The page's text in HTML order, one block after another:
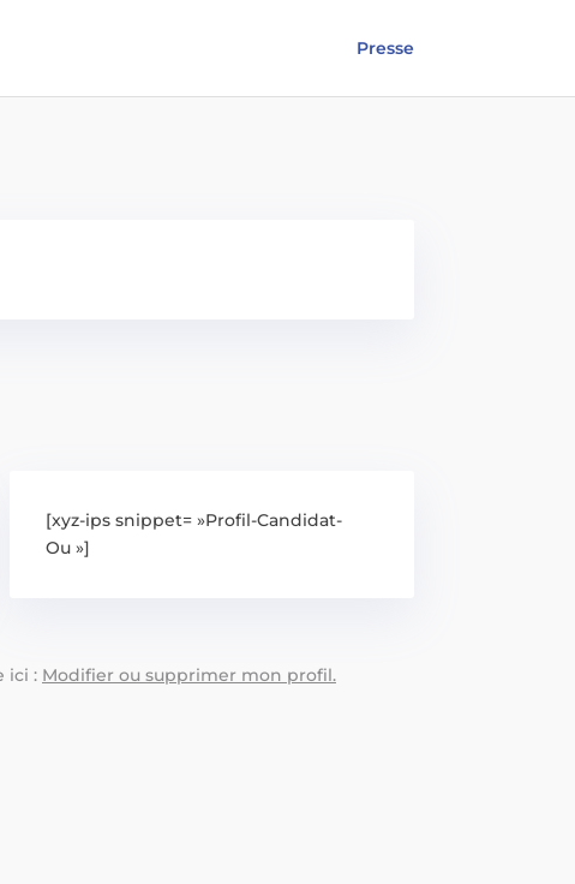
Presse
[xyz-ips snippet= »Profil-Candidat-
Ou »]
ici : Modifier ou supprimer mon profil.